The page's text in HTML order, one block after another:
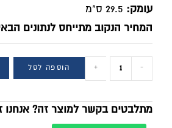
עומק:
המחיר הנקוב מתייחס לנתונים
-
+ הוספה לסל
מתלבטים בקשר למוצר זה? אנחנו